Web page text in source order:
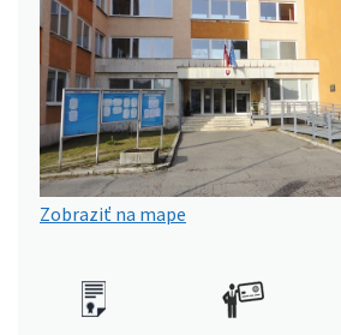
Zobraziť na mape